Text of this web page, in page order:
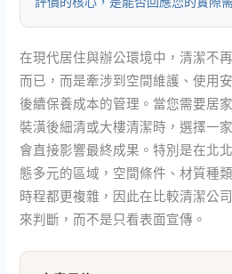
在現代居住與辦公環境中，清潔不
而已，而是牽涉到空間維護、使用
後續保養成本的管理。當您需要居
裝潢後細清或大樓清潔時，選擇一
會直接影響最終成果。特別是在北
態多元的區域，空間條件、材質種
時程都更複雜，因此在比較清潔公
來判斷，而不是只看表面宣傳。